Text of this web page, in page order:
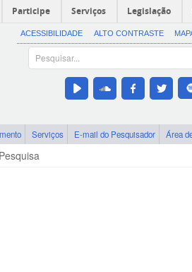
Participe Serviços Legislação
ACESSIBILIDADE ALTO CONTRASTE
Serviços E-mail do Pesquisador Área